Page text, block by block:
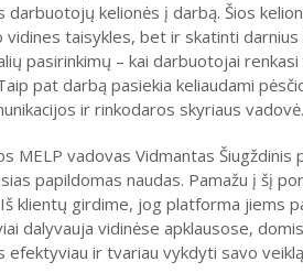
darbuotojų kelionės į darbą. Šios
taisykles, bet ir skatinti
pasirinkimų – kai darbuotojai
pat darbą pasiekia keliaudami
ir rinkodaros skyriaus vadovė.
vadovas Vidmantas
papildomas naudas. Pamažu į šį
klientų girdime, jog platforma jiems
dalyvauja vidinėse apklausose,
efektyviau ir tvariau vykdyti savo